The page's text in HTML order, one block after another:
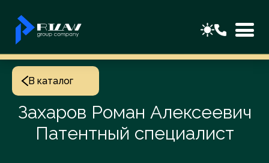
В каталог
Захаров Роман Алексеевич
Патентный специалист